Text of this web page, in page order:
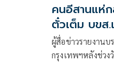
คนอีสานแห่
ตั๋วเต็ม บขส
ผู้สื่อข่าวรายงานบ
กรุงเทพฯหลังช่วง